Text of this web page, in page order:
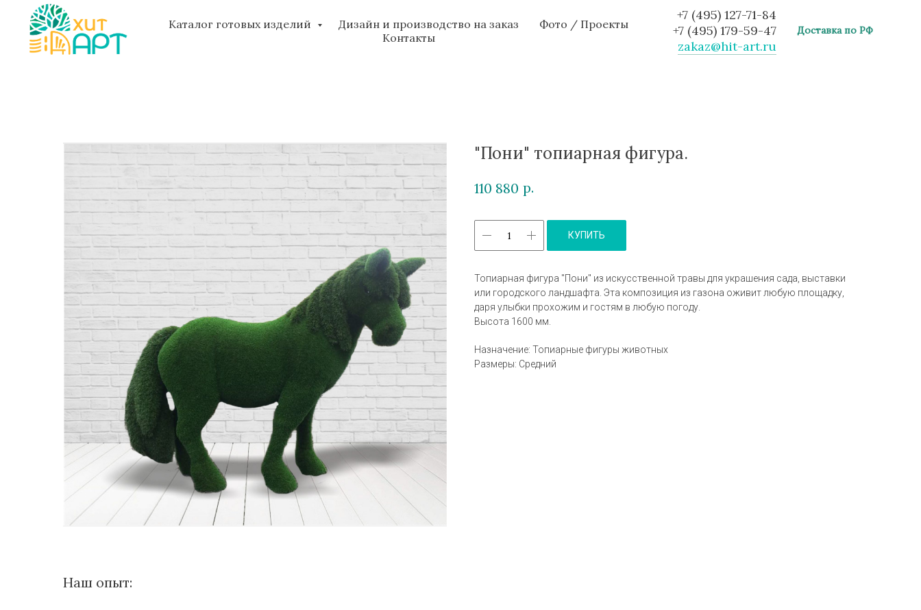
Каталог готовых изделий Дизайн и производство на заказ
Фото / Проекты
Контакты
+7 (495) 127-71-84
+7 (495) 179-59-47
zakaz@hit-art.ru
Доставка по РФ
"Пони" топиарная фигура.
110 880 р.
КУПИТЬ
Топиарная фигура "Пони" из искусственной травы для украшения сада, выставки
или городского ландшафта. Эта композиция из газона оживит любую площадку,
даря улыбки прохожим и гостям в любую погоду.
Высота 1600 мм.
Назначение: Топиарные фигуры животных
Размеры: Средний
Наш опыт: